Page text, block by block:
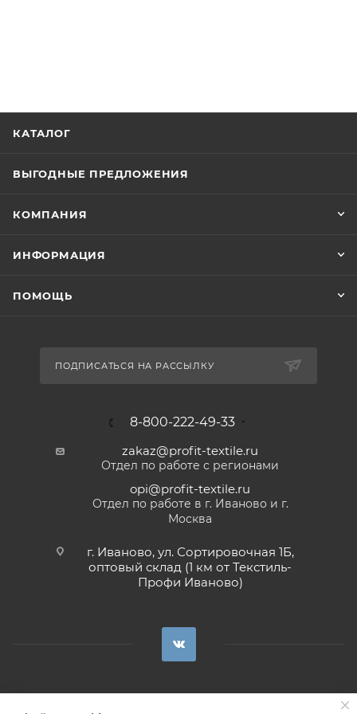
КАТАЛОГ
ВЫГОДНЫЕ ПРЕДЛОЖЕНИЯ
КОМПАНИЯ
ИНФОРМАЦИЯ
ПОМОЩЬ
ПОДПИСАТЬСЯ НА РАССЫЛКУ
8-800-222-49-33
zakaz@profit-textile.ru
Отдел по работе с регионами
opi@profit-textile.ru
Отдел по работе в г. Иваново и г.
Москва
г. Иваново, ул. Сортировочная 1Б,
оптовый склад (1 км от Текстиль-
Профи Иваново)